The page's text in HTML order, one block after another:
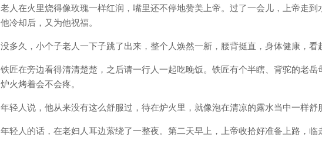
老人在火里烧得像玫瑰一样红润，嘴里还不停地赞美上帝。过了一会儿，上帝走
他冷却后，又为他祝福。
没多久，小个子老人一下子跳了出来，整个人焕然一新，腰背挺直，身体健康，看
铁匠在旁边看得清清楚楚，之后请一行人一起吃晚饭。铁匠有个半瞎、背驼的老
炉火烤着会不会疼。
年轻人说，他从来没有这么舒服过，待在炉火里，就像泡在清凉的露水当中一样舒
年轻人的话，在老妇人耳边萦绕了一整夜。第二天早上，上帝收拾好准备上路，临